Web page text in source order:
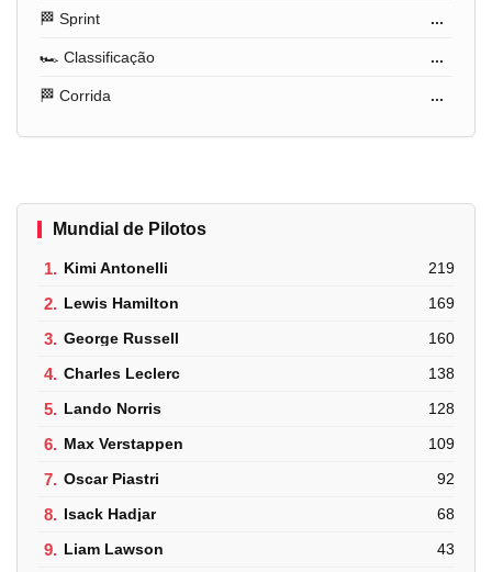
🏁 Sprint ...
🏎️ Classificação ...
🏁 Corrida ...
Mundial de Pilotos
1. Kimi Antonelli 219
2. Lewis Hamilton 169
3. George Russell 160
4. Charles Leclerc 138
5. Lando Norris 128
6. Max Verstappen 109
7. Oscar Piastri 92
8. Isack Hadjar 68
9. Liam Lawson 43